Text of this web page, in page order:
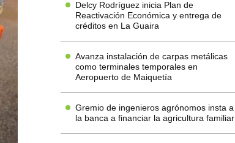
Delcy Rodríguez inicia Plan de
Reactivación Económica y entrega de
créditos en La Guaira
Avanza instalación de carpas metálicas
como terminales temporales en
Aeropuerto de Maiquetía
Gremio de ingenieros agrónomos insta a
la banca a financiar la agricultura familiar